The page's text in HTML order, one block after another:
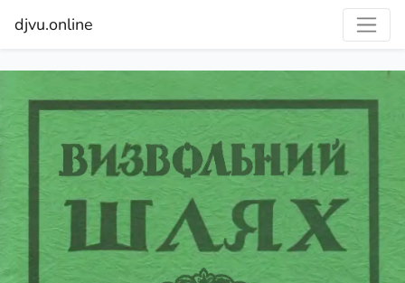
djvu.online